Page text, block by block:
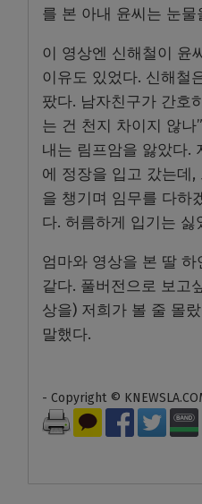
를 본 아내 윤씨는 눈물
이 영상엔 신해철이 윤
이유도 있었다. 신해철
팠다. 남자친구가 간호
는 건 천지 차이지 않나
내는 림프암을 앓았다.
에 정장을 입고 갔는데
을 챙기며 임무를 다하
다. 허름하게 입기는 싫
엄마와 영상을 본 딸 하
같다. 풀버전으로 보고
상을) 저희가 볼 줄 몰
말했다.
- Copyright ©